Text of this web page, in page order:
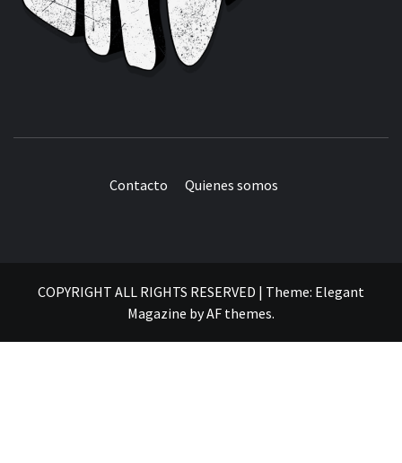
Contacto Quienes somos
COPYRIGHT ALL RIGHTS RESERVED | Theme: Elegant
Magazine byAF themes.